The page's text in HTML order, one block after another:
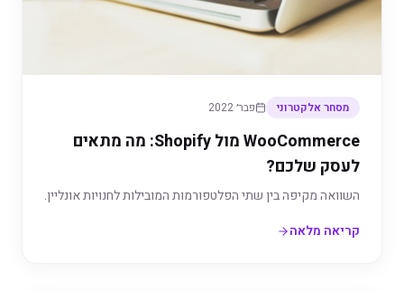
מסחר אלקטרוני פבר׳ 2022
WooCommerce מול Shopify: מה מתאים
לעסק שלכם?
השוואה מקיפה בין שתי הפלטפורמות המובילות לחנויות אונליין.
קריאה מלאה